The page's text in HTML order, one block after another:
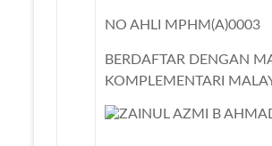
NO AHLI MPHM(A)0003
BERDAFTAR DENGAN
KOMPLEMENTARI